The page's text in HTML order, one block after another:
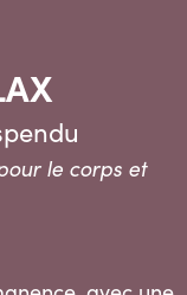
le corps et